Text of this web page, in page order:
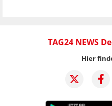
TAG24 NEWS
Hier